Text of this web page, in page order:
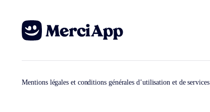
Mentions légales et conditions générales d’utilisation et de services